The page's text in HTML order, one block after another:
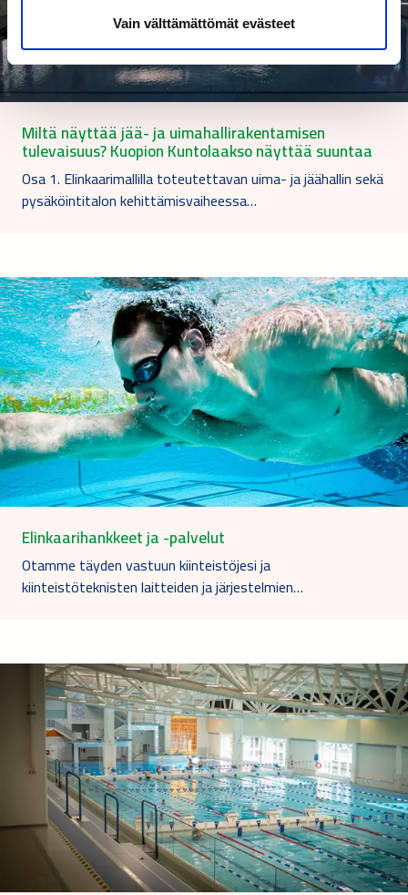
Vain välttämättömät evästeet
Miltä näyttää jää- ja uimahallirakentamisen
tulevaisuus? Kuopion Kuntolaakso näyttää suuntaa
Osa 1. Elinkaarimallilla toteutettavan uima- ja jäähallin sekä
pysäköintitalon kehittämisvaiheessa…
Elinkaarihankkeet ja -palvelut
Otamme täyden vastuun kiinteistöjesi ja
kiinteistöteknisten laitteiden ja järjestelmien…